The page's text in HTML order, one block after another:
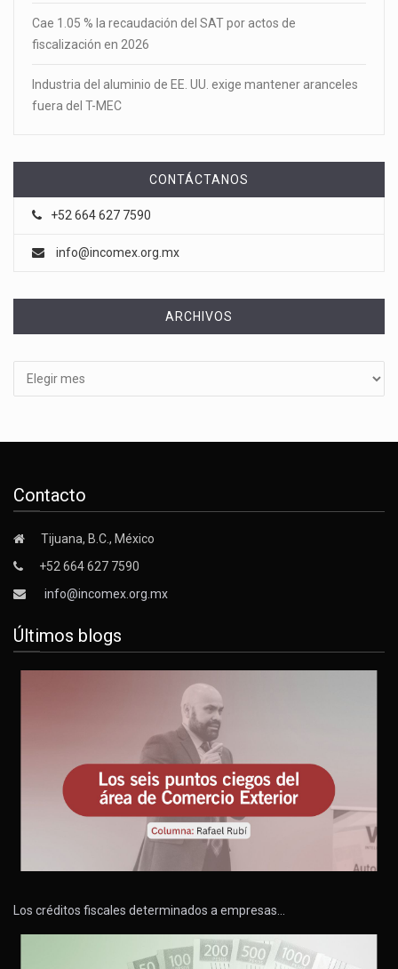
Cae 1.05 % la recaudación del SAT por actos de
fiscalización en 2026
Industria del aluminio de EE. UU. exige mantener aranceles
fuera del T-MEC
CONTÁCTANOS
+52 664 627 7590
info@incomex.org.mx
ARCHIVOS
Contacto
Tijuana, B.C., México
+52 664 627 7590
info@incomex.org.mx
Últimos blogs
Los créditos fiscales determinados a empresas…